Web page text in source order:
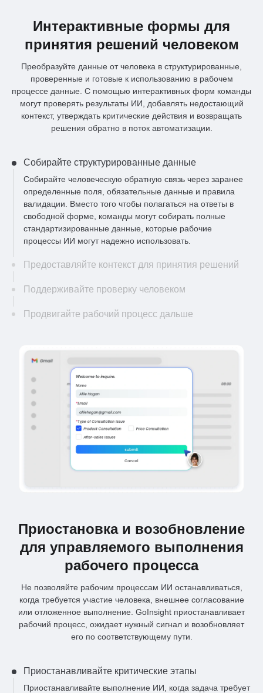
Интерактивные формы для
принятия решений человеком
Преобразуйте данные от человека в структурированные,
проверенные и готовые к использованию в рабочем
процессе данные. С помощью интерактивных форм команды
могут проверять результаты ИИ, добавлять недостающий
контекст, утверждать критические действия и возвращать
решения обратно в поток автоматизации.
Собирайте структурированные данные
Собирайте человеческую обратную связь через заранее
определенные поля, обязательные данные и правила
валидации. Вместо того чтобы полагаться на ответы в
свободной форме, команды могут собирать полные
стандартизированные данные, которые рабочие
процессы ИИ могут надежно использовать.
Предоставляйте контекст для принятия решений
Поддерживайте проверку человеком
Продвигайте рабочий процесс дальше
Приостановка и возобновление
для управляемого выполнения
рабочего процесса
Не позволяйте рабочим процессам ИИ останавливаться,
когда требуется участие человека, внешнее согласование
или отложенное выполнение. GoInsight приостанавливает
рабочий процесс, ожидает нужный сигнал и возобновляет
его по соответствующему пути.
Приостанавливайте критические этапы
Приостанавливайте выполнение ИИ, когда задача требует